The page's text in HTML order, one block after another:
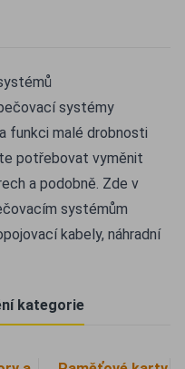
systémy
funkci malé drobnosti
potřebovat vyměnit
a podobně. Zde v
systémům
kabely, náhradní
kategorie